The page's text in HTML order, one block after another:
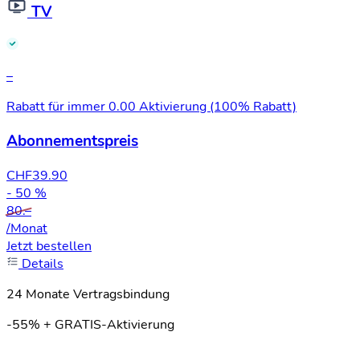
TV
–
Rabatt für immer0.00 Aktivierung (100% Rabatt)
Abonnementspreis
CHF39.90
- 50 %
80.–
/Monat
Jetzt bestellen
Details
24 Monate Vertragsbindung
-55% + GRATIS-Aktivierung